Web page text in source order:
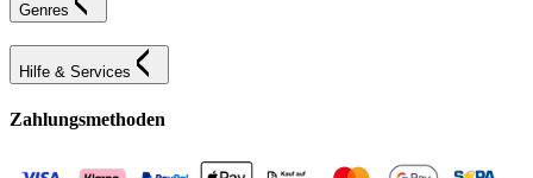
Genres
Hilfe & Services
Zahlungsmethoden